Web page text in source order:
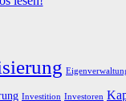
Investition Investoren